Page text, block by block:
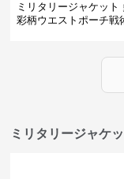
ミリタリージャケット
彩柄ウエストポーチ戦
ミリタリージャケ